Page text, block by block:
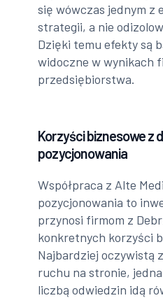
się wówczas jednym z
strategii, a nie
Dzięki temu efekty są
widoczne w wynikach
przedsiębiorstwa.
Korzyści biznesowe z
pozycjonowania
Współpraca z Alte
pozycjonowania to
przynosi firmom z
konkretnych korzyści
Najbardziej oczywistą
ruchu na stronie,
liczbą odwiedzin idą